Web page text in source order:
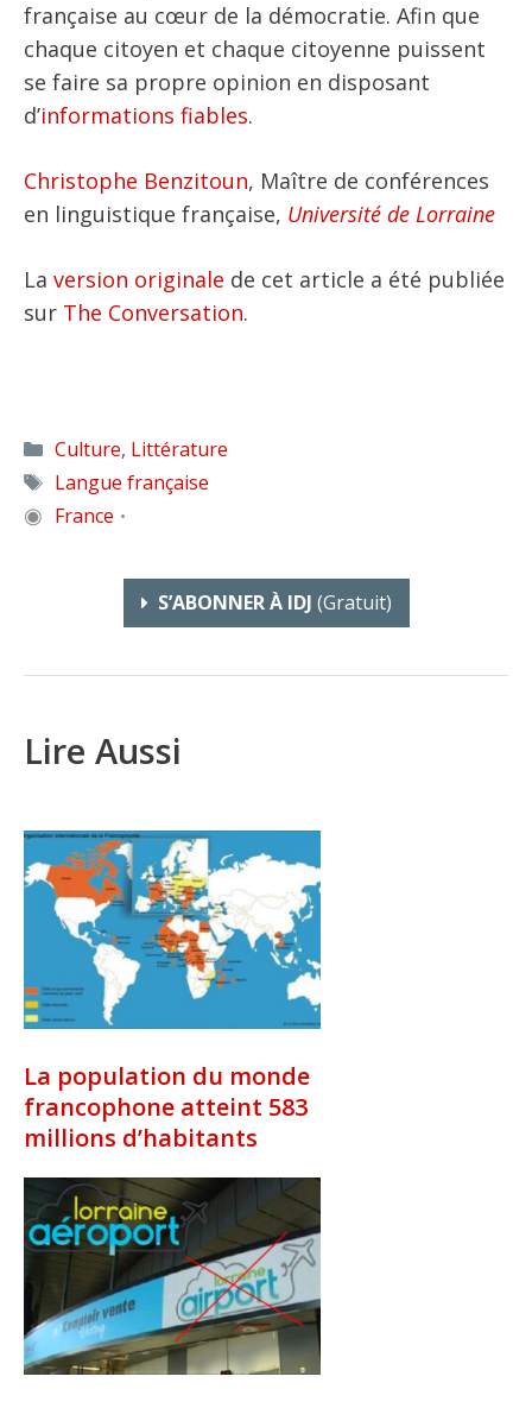
française au cœur de la démocratie. Afin que
chaque citoyen et chaque citoyenne puissent
se faire sa propre opinion en disposant
d’informations fiables.
Christophe Benzitoun, Maître de conférences
en linguistique française, Université de Lorraine
La version originale de cet article a été publiée
sur The Conversation.
Catégories
Culture, Littérature
Étiquettes
Langue française
◉ France •
S’ABONNER À IDJ (gratuit)
Lire Aussi
La population du monde
francophone atteint 583
millions d’habitants